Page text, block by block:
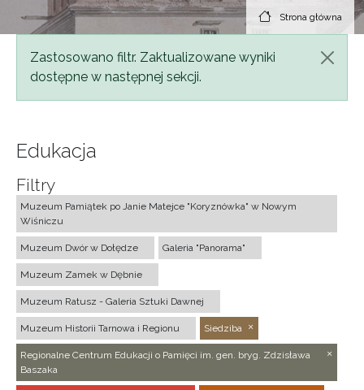
Strona główna
Komunikat
Zastosowano filtr. Zaktualizowane wyniki
dostępne w następnej sekcji.
Edukacja
Filtry
Muzeum Pamiątek po Janie Matejce "Koryznówka" w Nowym
Wiśniczu
Muzeum Dwór w Dołędze Galeria "Panorama"
Muzeum Zamek w Dębnie
Muzeum Ratusz - Galeria Sztuki Dawnej
Muzeum Historii Tarnowa i Regionu Siedziba
Regionalne Centrum Edukacji o Pamięci im. gen. bryg. Zdzisława
Baszaka